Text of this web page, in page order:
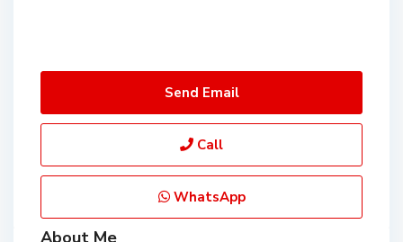
Send Email
Call
WhatsApp
About Me